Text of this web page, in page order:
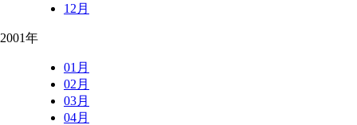
12月
2001年
01月
02月
03月
04月